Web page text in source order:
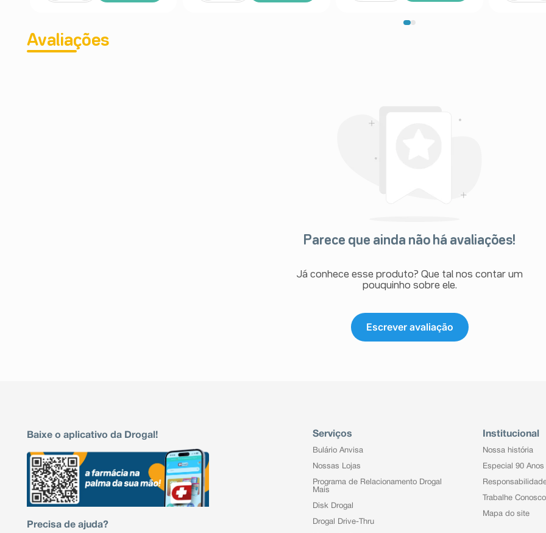
Avaliações
Parece que ainda não há avaliações!
Já conhece esse produto? Que tal nos contar um
pouquinho sobre ele.
Escrever avaliação
Baixe o aplicativo da Drogal!
Precisa de ajuda?
Serviços
Bulário Anvisa
Nossas Lojas
Programa de Relacionamento Drogal
Mais
Disk Drogal
Drogal Drive-Thru
Institucional
Nossa história
Especial 90 Anos
Trabalhe Conosco
Mapa do site